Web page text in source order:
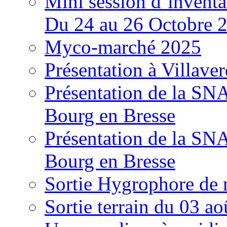
Du 24 au 26 Octobre
Myco-marché 2025
Présentation à
Présentation de la
Bourg en Bresse
Présentation de la
Bourg en Bresse
Sortie Hygrophore de
Sortie terrain du 03